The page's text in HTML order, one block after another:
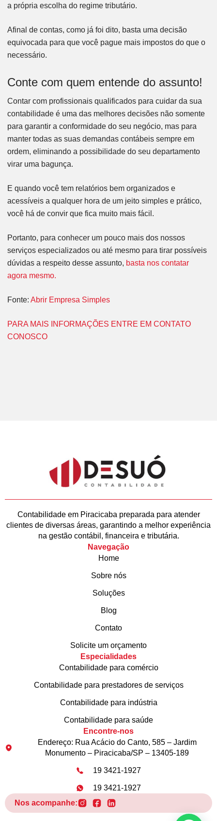
a própria escolha do regime tributário.
Afinal de contas, como já foi dito, basta uma decisão
equivocada para que você pague mais impostos do que o
necessário.
Conte com quem entende do assunto!
Contar com profissionais qualificados para cuidar da sua
contabilidade é uma das melhores decisões não somente
para garantir a conformidade do seu negócio, mas para
manter todas as suas demandas contábeis sempre em
ordem, eliminando a possibilidade do seu departamento
virar uma bagunça.
E quando você tem relatórios bem organizados e
acessíveis a qualquer hora de um jeito simples e prático,
você há de convir que fica muito mais fácil.
Portanto, para conhecer um pouco mais dos nossos
serviços especializados ou até mesmo para tirar possíveis
dúvidas a respeito desse assunto, basta nos contatar
agora mesmo.
Fonte: Abrir Empresa Simples
PARA MAIS INFORMAÇÕES ENTRE EM CONTATO
CONOSCO
Contabilidade em Piracicaba preparada para atender
clientes de diversas áreas, garantindo a melhor experiência
na gestão contábil, financeira e tributária.
Navegação
Home
Sobre nós
Soluções
Blog
Contato
Solicite um orçamento
Especialidades
Contabilidade para comércio
Contabilidade para prestadores de serviços
Contabilidade para indústria
Contabilidade para saúde
Encontre-nos
Endereço: Rua Acácio do Canto, 585 – Jardim
Monumento – Piracicaba/SP – 13405-189
19 3421-1927
19 3421-1927
Nos acompanhe: